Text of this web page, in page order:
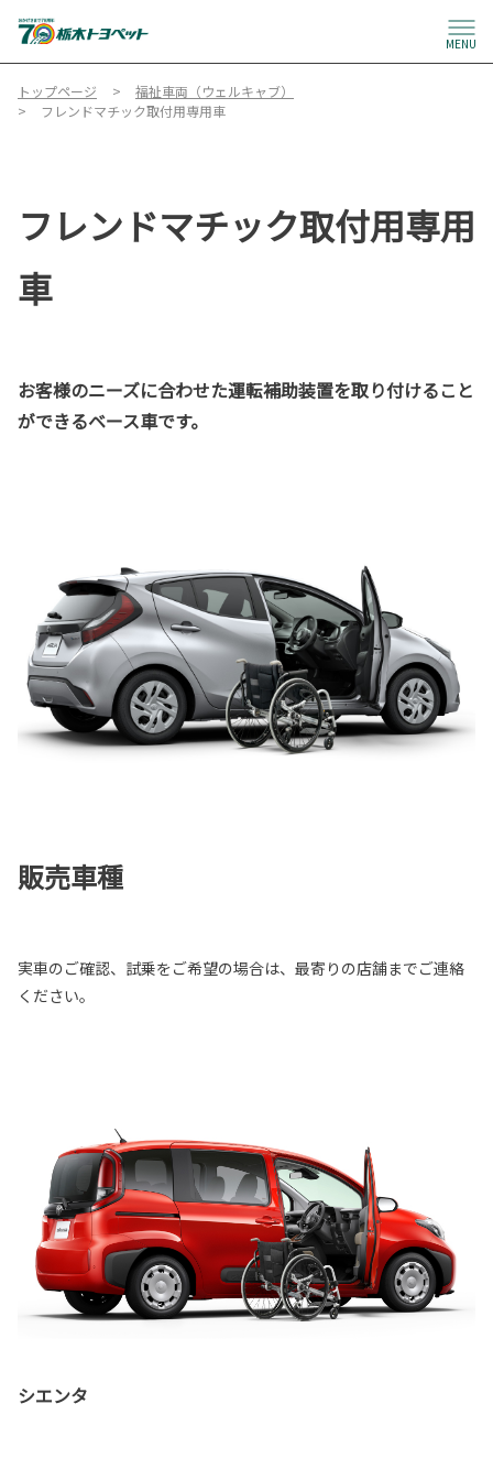
MENU
トップページ
福祉車両（ウェルキャブ）
フレンドマチック取付用専用車
フレンドマチック取付用専用
車
お客様のニーズに合わせた運転補助装置を取り付けること
ができるベース車です。
販売車種
実車のご確認、試乗をご希望の場合は、最寄りの店舗までご連絡
ください。
シエンタ